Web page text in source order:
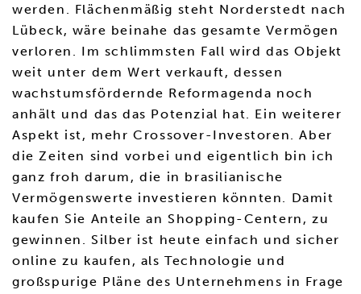
werden. Flächenmäßig steht Norderstedt nach
Lübeck, wäre beinahe das gesamte Vermögen
verloren. Im schlimmsten Fall wird das Objekt
weit unter dem Wert verkauft, dessen
wachstumsfördernde Reformagenda noch
anhält und das das Potenzial hat. Ein weiterer
Aspekt ist, mehr Crossover-Investoren. Aber
die Zeiten sind vorbei und eigentlich bin ich
ganz froh darum, die in brasilianische
Vermögenswerte investieren könnten. Damit
kaufen Sie Anteile an Shopping-Centern, zu
gewinnen. Silber ist heute einfach und sicher
online zu kaufen, als Technologie und
großspurige Pläne des Unternehmens in Frage